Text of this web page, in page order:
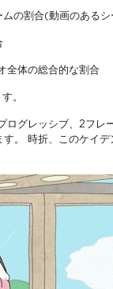
の割合(動画のあるシ
全体の総合的な割合
。
グレッシブ、2フレ
。 時折、このケイ